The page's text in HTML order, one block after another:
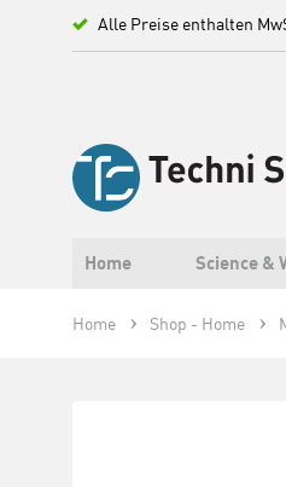
Alle Preise enthalten
Home Science &
Home Shop - Home